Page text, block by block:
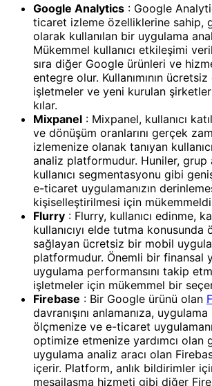
Google Analytics : Google
ticaret izleme özelliklerine sahip,
olarak kullanılan bir uygulama
Mükemmel kullanıcı etkileşimi
sıra diğer Google ürünleri ve
entegre olur. Kullanımının
işletmeler ve yeni kurulan
kılar.
Mixpanel : Mixpanel, kullanıcı
ve dönüşüm oranlarını gerçek
izlemenize olanak tanıyan
analiz platformudur. Huniler, grup
kullanıcı segmentasyonu gibi
e-ticaret uygulamanızın
kişiselleştirilmesi için
Flurry : Flurry, kullanıcı edinme,
kullanıcıyı elde tutma konusunda
sağlayan ücretsiz bir mobil
platformudur. Önemli bir finansal
uygulama performansını takip
işletmeler için mükemmel bir
Firebase : Bir Google ürünü olan
davranışını anlamanıza,
ölçmenize ve e-ticaret
optimize etmenize yardımcı olan
uygulama analiz aracı olan
içerir. Platform, anlık bildirimler
mesajlaşma hizmeti gibi diğer